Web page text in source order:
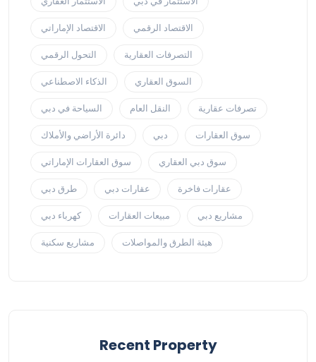
الاقتصاد الإماراتي الاقتصاد الرقمي
التحول الرقمي التصرفات العقارية
الذكاء الاصطناعي السوق العقاري
السياحة في دبي النقل العام تصرفات عقارية
دائرة الأراضي والأملاك دبي سوق العقارات
سوق العقارات الإماراتي سوق دبي العقاري
طرق دبي عقارات دبي عقارات فاخرة
كهرباء دبي مبيعات العقارات مشاريع دبي
مشاريع سكنية هيئة الطرق والمواصلات
Recent Property